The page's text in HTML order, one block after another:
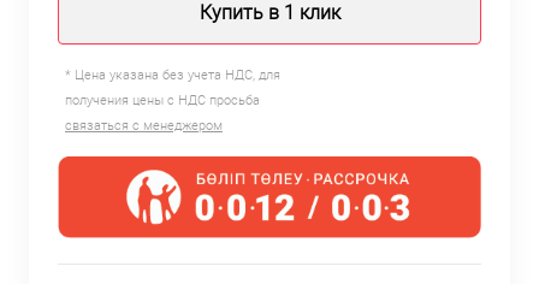
Купить в 1 клик
* Цена указана без учета НДС, для
получения цены с НДС просьба
связаться с менеджером